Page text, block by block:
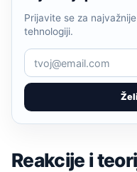
Prijavite se za
tehnologiji.
Reakcije i